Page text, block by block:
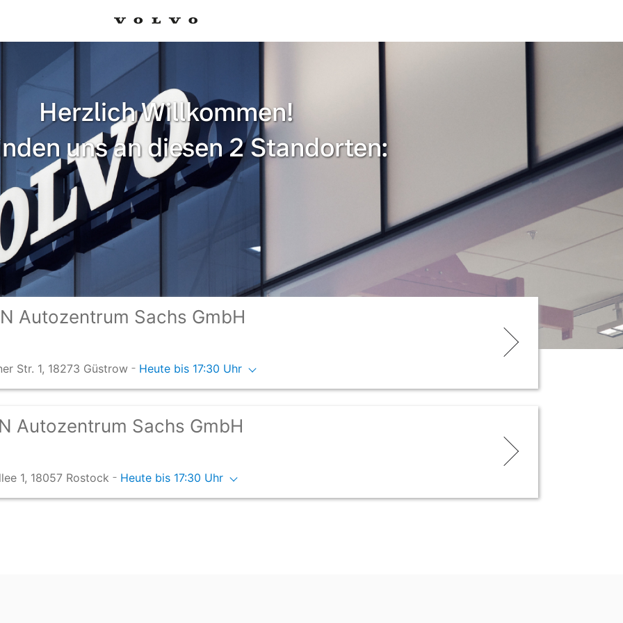
Herzlich Willkommen!
uns an diesen 2 Standorten:
Autozentrum Sachs GmbH
Str. 1, 18273 Güstrow - Heute bis 17:30 Uhr
Autozentrum Sachs GmbH
1, 18057 Rostock - Heute bis 17:30 Uhr